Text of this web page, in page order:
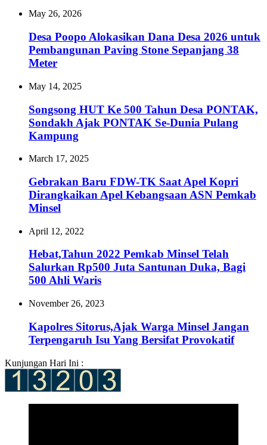
May 26, 2026
Desa Poopo Alokasikan Dana Desa 2026 untuk
Pembangunan Paving Stone Sepanjang 38
Meter‎‎
May 14, 2025
Songsong HUT Ke 500 Tahun Desa PONTAK,
Sondakh Ajak PONTAK Se-Dunia Pulang
Kampung
March 17, 2025
Gebrakan Baru FDW-TK Saat Apel Kopri
Dirangkaikan Apel Kebangsaan ASN Pemkab
Minsel
April 12, 2022
Hebat,Tahun 2022 Pemkab Minsel Telah
Salurkan Rp500 Juta Santunan Duka, Bagi
500 Ahli Waris
November 26, 2023
Kapolres Sitorus,Ajak Warga Minsel Jangan
Terpengaruh Isu Yang Bersifat Provokatif
Kunjungan Hari Ini :